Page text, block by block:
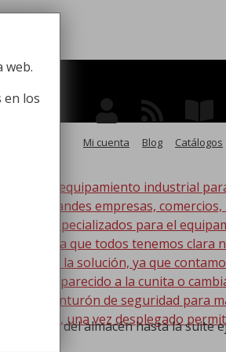
higiene
Mi cuenta Blog Catálogos
tipo de equipamiento industrial
para grandes empresas,
especializados para el
Esta idea que todos tenemos clara
tenemos la solución, ya que
lo más parecido a la cunita o
con un cinturón de seguridad para
la pared, una vez desplegado
del almacén hasta la suite
web.
en los